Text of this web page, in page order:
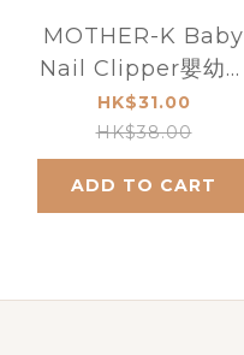
MOTHER-K Baby
Nail Clipper嬰幼兒
專用指甲剪 9M+
HK$31.00
HK$38.00
ADD TO CART